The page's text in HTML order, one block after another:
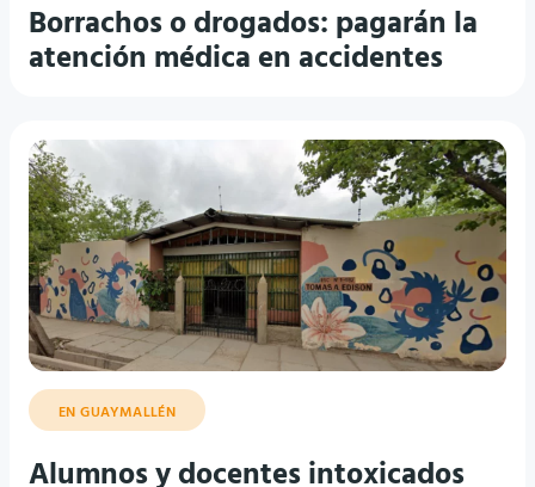
Borrachos o drogados: pagarán la
atención médica en accidentes
EN GUAYMALLÉN
Alumnos y docentes intoxicados